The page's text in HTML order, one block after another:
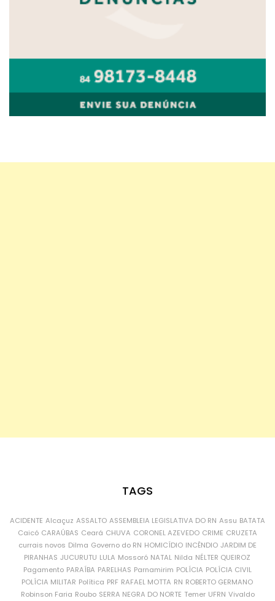
TAGS
ACIDENTE Alcaçuz ASSALTO ASSEMBLEIA LEGISLATIVA DO RN Assu BATATA
Caicó CARAÚBAS Ceará CHUVA CORONEL AZEVEDO CRIME CRUZETA
currais novos Dilma Governo do RN HOMICÍDIO INCÊNDIO JARDIM DE
PIRANHAS JUCURUTU LULA Mossoró NATAL Nilda NÉLTER QUEIROZ
Pagamento PARAÍBA PARELHAS Parnamirim POLÍCIA POLÍCIA CIVIL
POLÍCIA MILITAR Política PRF RAFAEL MOTTA RN ROBERTO GERMANO
Robinson Faria Roubo SERRA NEGRA DO NORTE Temer UFRN Vivaldo